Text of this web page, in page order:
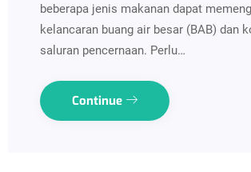
beberapa jenis makanan dapat
kelancaran buang air besar (BAB) dan
saluran pencernaan. Perlu…
Continue